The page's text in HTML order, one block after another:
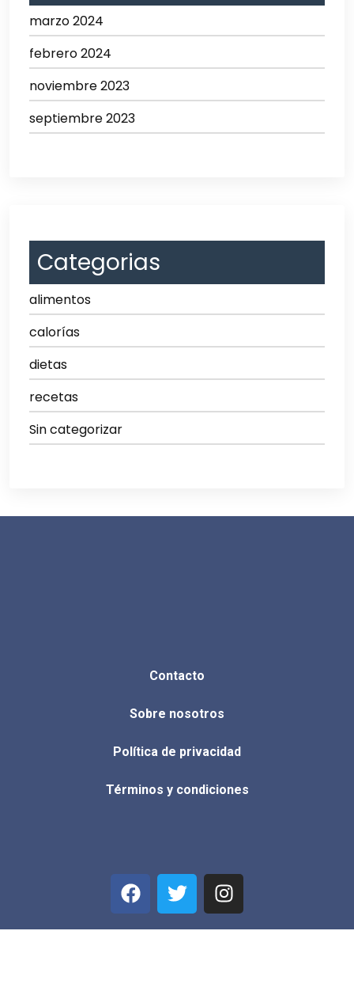
marzo 2024
febrero 2024
noviembre 2023
septiembre 2023
Categorias
alimentos
calorías
dietas
recetas
Sin categorizar
Contacto
Sobre nosotros
Política de privacidad
Términos y condiciones